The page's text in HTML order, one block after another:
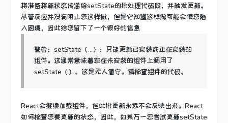
将准备将新状态传递给setState的批处理代码段，并触发更新。
尽管反应并没有阻止您这样做，但是它知道这样做可能会使您陷
入困境，因此给您留下了一个很好的信息
警告：setState（...）：只能更新已安装或正在安装的
组件。 这通常意味着您在未安装的组件上调用了
setState（）。 这是无人值守。 请检查组件的代码。
React会继续加载组件，但此批更新永远不会反映出来。 React
如何检查您要更新的状态，因此，如果万一您尝试更新setState